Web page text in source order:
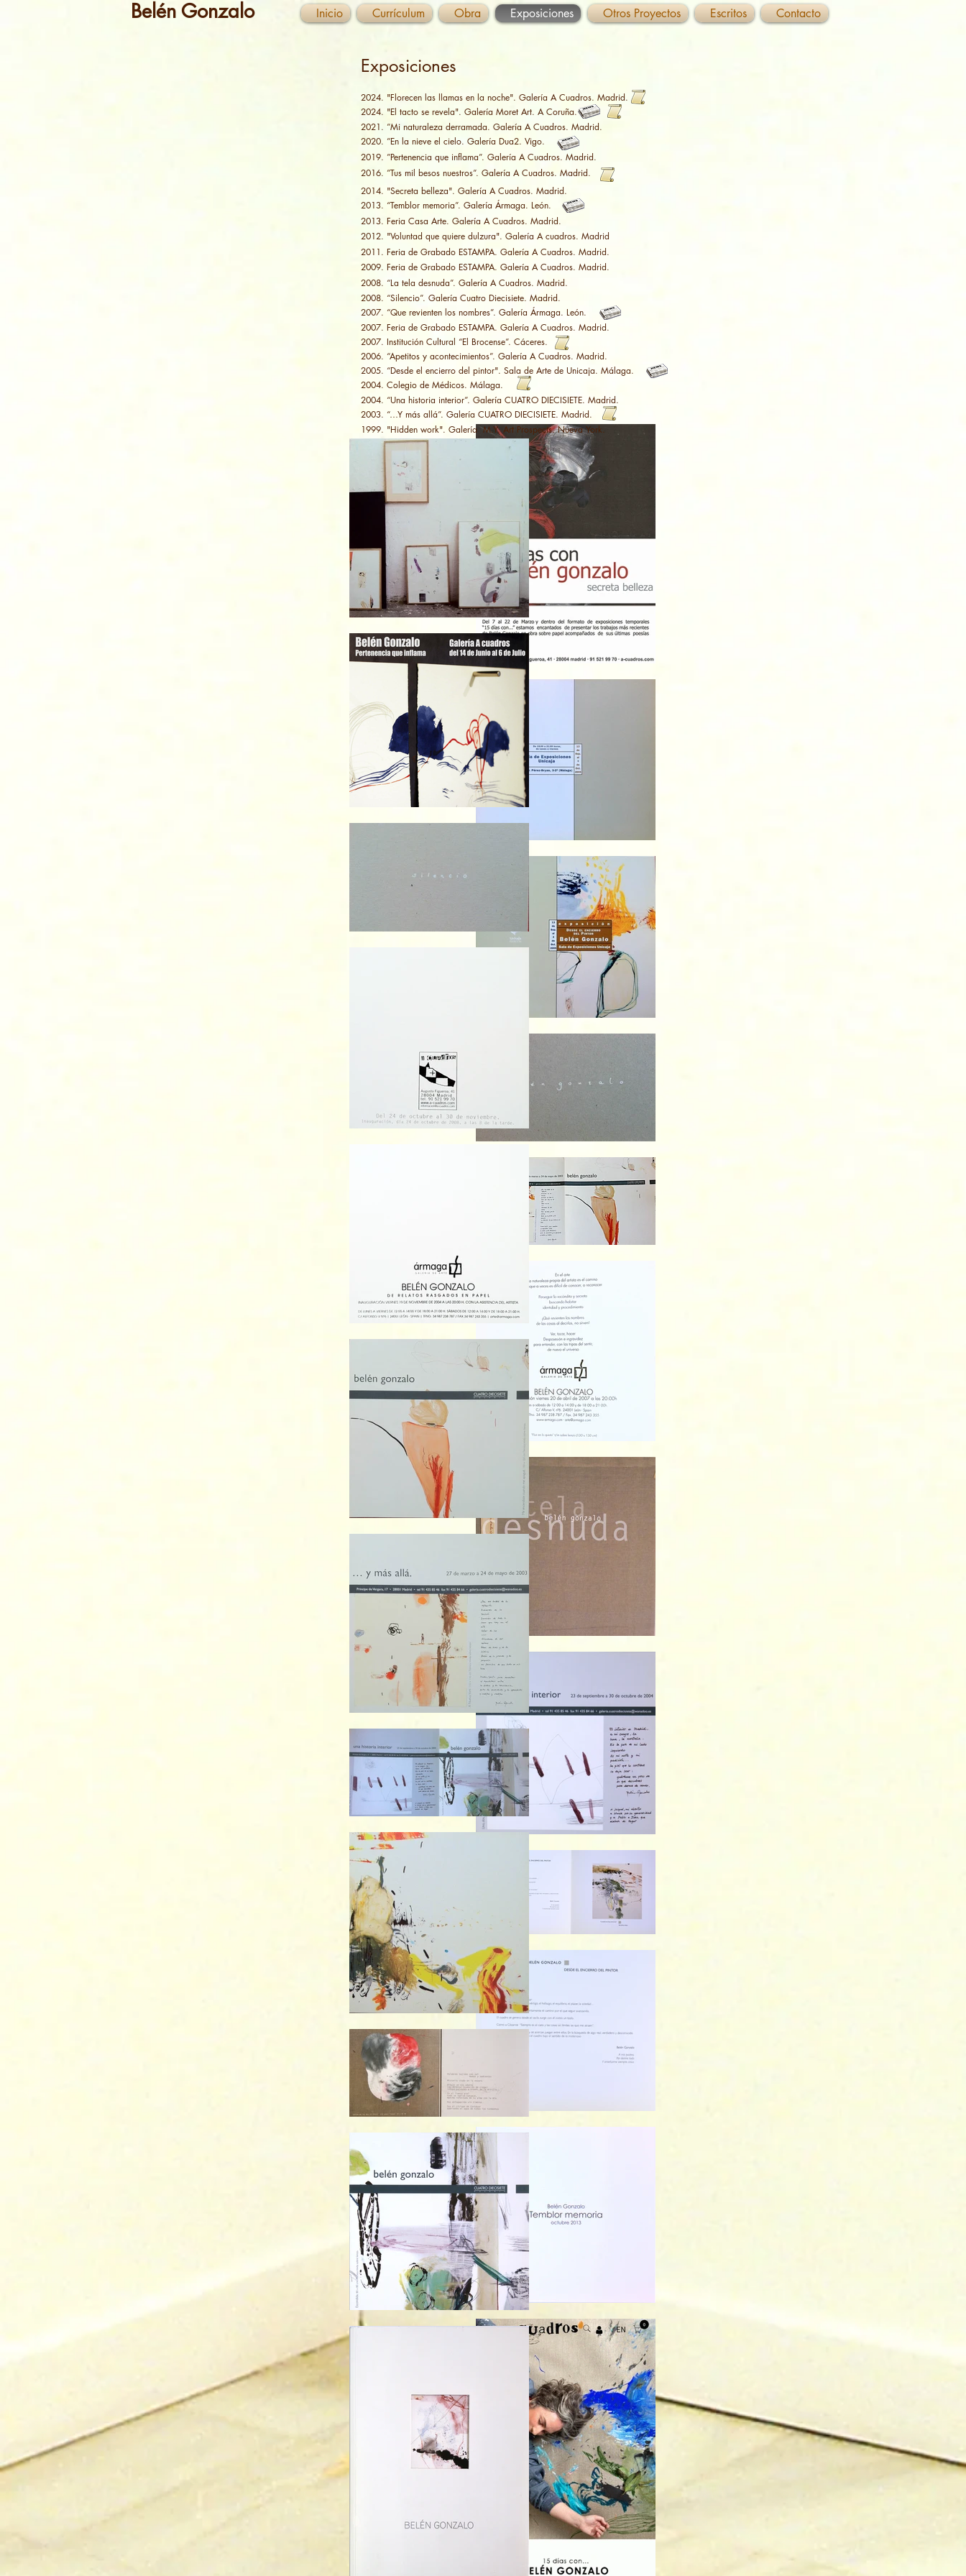
Belén Gonzalo Inicio Currículum Obra Exposiciones Otros Proyectos Escritos Contacto
Exposiciones
2024. "Florecen las llamas en la noche". Galería A Cuadros. Madrid.
2024. "El tacto se revela". Galería Moret Art. A Coruña.
2021. ”Mi naturaleza derramada. Galería A Cuadros. Madrid.
2020. ”En la nieve el cielo. Galería Dua2. Vigo.
2019. ”Pertenencia que inflama”. Galería A Cuadros. Madrid.
2016. ”Tus mil besos nuestros”. Galería A Cuadros. Madrid.
2014. "Secreta belleza". Galería A Cuadros. Madrid.
2013. “Temblor memoria”. Galería Ármaga. León.
2013. Feria Casa Arte. Galería A Cuadros. Madrid.
2012. "Voluntad que quiere dulzura". Galería A cuadros. Madrid
2011. Feria de Grabado ESTAMPA. Galería A Cuadros. Madrid.
2009. Feria de Grabado ESTAMPA. Galería A Cuadros. Madrid.
2008. “La tela desnuda”. Galería A Cuadros. Madrid.
2008. “Silencio”. Galería Cuatro Diecisiete. Madrid.
2007. “Que revienten los nombres”. Galería Ármaga. León.
2007. Feria de Grabado ESTAMPA. Galería A Cuadros. Madrid.
2007. Institución Cultural “El Brocense”. Cáceres.
2006. “Apetitos y acontecimientos”. Galería A Cuadros. Madrid.
2005. “Desde el encierro del pintor". Sala de Arte de Unicaja. Málaga.
2004. Colegio de Médicos. Málaga.
2004. “Una historia interior”. Galería CUATRO DIECISIETE. Madrid.
2003. “…Y más allá”. Galería CUATRO DIECISIETE. Madrid.
1999. "Hidden work". Galería M.Y. Art Prospects. Nueva York.